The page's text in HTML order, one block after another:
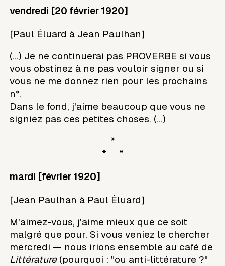
vendredi [20 février 1920]
[Paul Éluard à Jean Paulhan]
(...) Je ne continuerai pas PROVERBE si vous
vous obstinez à ne pas vouloir signer ou si
vous ne me donnez rien pour les prochains
n°.
Dans le fond, j'aime beaucoup que vous ne
signiez pas ces petites choses. (...)
*
* *
mardi [février 1920]
[Jean Paulhan à Paul Éluard]
M'aimez-vous, j'aime mieux que ce soit
malgré que pour. Si vous veniez le chercher
mercredi — nous irions ensemble au café de
Littérature(pourquoi : "ou anti-littérature ?"